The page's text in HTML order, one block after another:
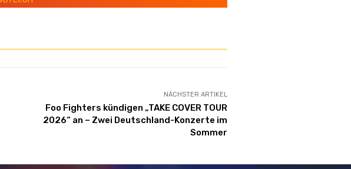
NÄCHSTER ARTIKEL
Foo Fighters kündigen „TAKE COVER TOUR
2026“ an – Zwei Deutschland-Konzerte im
Sommer